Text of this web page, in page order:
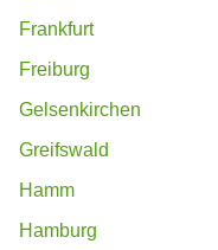
Frankfurt
Freiburg
Gelsenkirchen
Greifswald
Hamm
Hamburg